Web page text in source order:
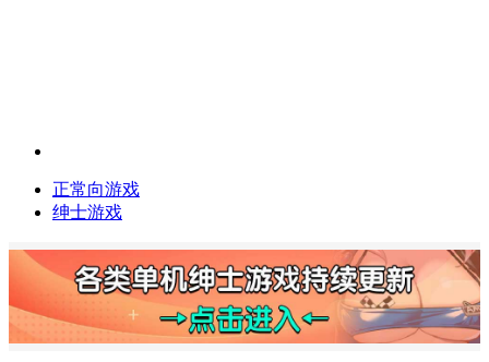
正常向游戏
绅士游戏